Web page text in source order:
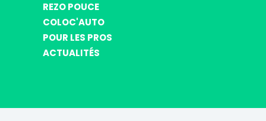
REZO POUCE
COLOC'AUTO
POUR LES PROS
ACTUALITÉS